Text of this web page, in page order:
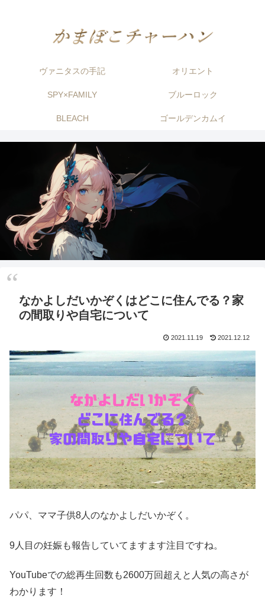
ヴァニタスの手記 オリエント
SPY×FAMILY ブルーロック
BLEACH ゴールデンカムイ
なかよしだいかぞくはどこに住んでる？家
の間取りや自宅について
2021.11.19 2021.12.12
パパ、ママ子供8人のなかよしだいかぞく。
9人目の妊娠も報告していてますます注目ですね。
YouTubeでの総再生回数も2600万回超えと人気の高さが
わかります！